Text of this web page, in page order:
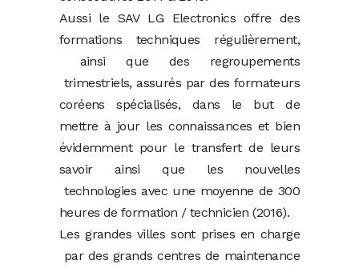
Aussi le SAV LG Electronics offre des
formations techniques régulièrement,
ainsi que des regroupements
trimestriels, assurés par des formateurs
coréens spécialisés, dans le but de
mettre à jour les connaissances et bien
évidemment pour le transfert de leurs
savoir ainsi que les nouvelles
technologies avec une moyenne de 300
heures de formation / technicien (2016).
Les grandes villes sont prises en charge
par des grands centres de maintenance